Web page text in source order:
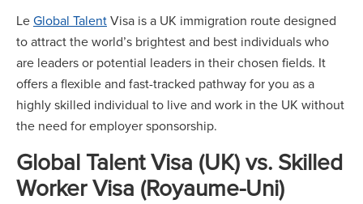
LeGlobal TalentVisa is a UK immigration route designed
to attract the world’s brightest and best individuals who
are leaders or potential leaders in their chosen fields. It
offers a flexible and fast-tracked pathway for you as a
highly skilled individual to live and work in the UK without
the need for employer sponsorship.
Global Talent Visa (UK) vs. Skilled
Worker Visa (Royaume-Uni)